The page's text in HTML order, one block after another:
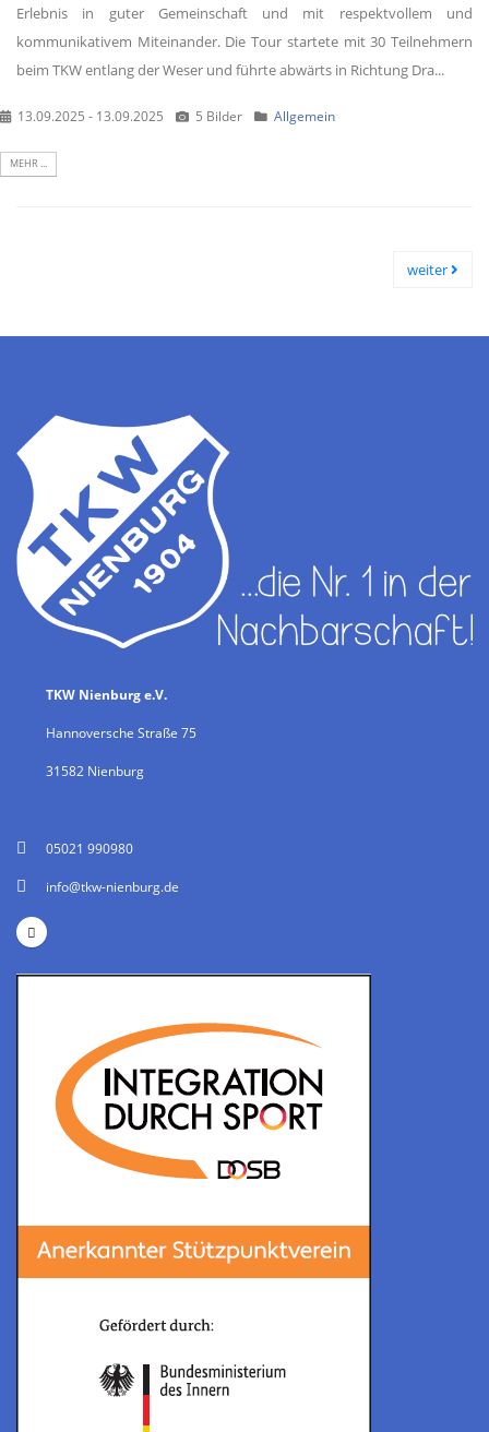
Erlebnis in guter Gemeinschaft und mit respektvollem und
kommunikativem Miteinander. Die Tour startete mit 30 Teilnehmern
beim TKW entlang der Weser und führte abwärts in Richtung Dra...
13.09.2025 - 13.09.2025 5 Bilder Allgemein
MEHR ...
weiter
TKW Nienburg e.V.
Hannoversche Straße 75
31582 Nienburg
05021 990980
info@tkw-nienburg.de